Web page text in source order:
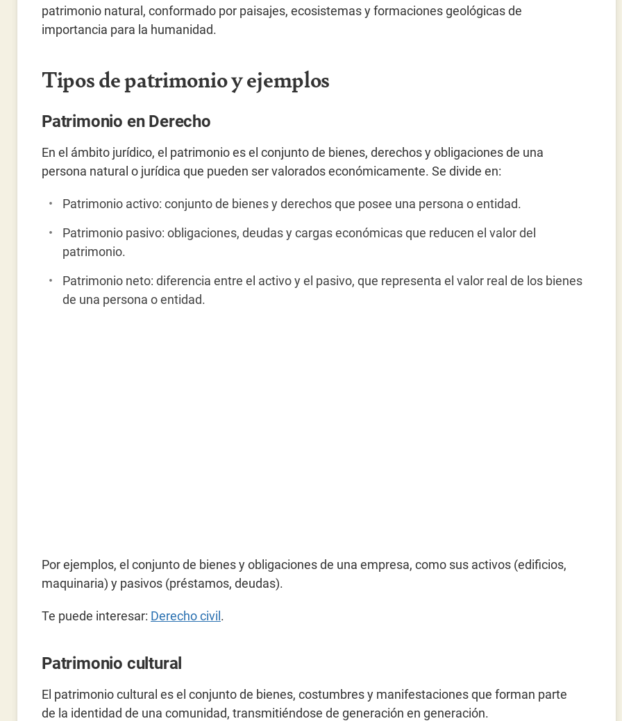
patrimonio natural, conformado por paisajes, ecosistemas y formaciones geológicas de
importancia para la humanidad.
Tipos de patrimonio y ejemplos
Patrimonio en Derecho
En el ámbito jurídico, el patrimonio es el conjunto de bienes, derechos y obligaciones de una
persona natural o jurídica que pueden ser valorados económicamente. Se divide en:
Patrimonio activo: conjunto de bienes y derechos que posee una persona o entidad.
Patrimonio pasivo: obligaciones, deudas y cargas económicas que reducen el valor del
patrimonio.
Patrimonio neto: diferencia entre el activo y el pasivo, que representa el valor real de los bienes
de una persona o entidad.
Por ejemplos, el conjunto de bienes y obligaciones de una empresa, como sus activos (edificios,
maquinaria) y pasivos (préstamos, deudas).
Te puede interesar: Derecho civil .
Patrimonio cultural
El patrimonio cultural es el conjunto de bienes, costumbres y manifestaciones que forman parte
de la identidad de una comunidad, transmitiéndose de generación en generación.